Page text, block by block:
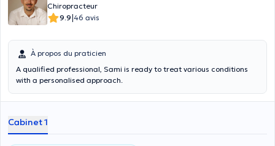
Chiropracteur
9.9|46 avis
À propos du praticien
A qualified professional, Sami is ready to treat various conditions
with a personalised approach.
Cabinet 1